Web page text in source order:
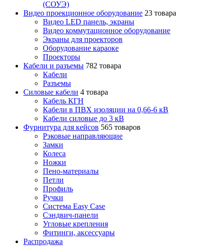
(СОУЭ)
Видео проекционное оборудование 23 товара
Видео LED панель, экраны
Видео коммутационное оборудование
Экраны для проекторов
Оборудование караоке
Проекторы
Кабели и разъемы 782 товара
Кабели
Разъемы
Силовые кабели 4 товара
Кабель КГН
Кабели в ПВХ изоляции на 0,66-6 кВ
Кабели силовые до 3 кВ
Фурнитура для кейсов 565 товаров
Рэковые направляющие
Замки
Колеса
Ножки
Пено-материалы
Петли
Профиль
Ручки
Система Easy Case
Сэндвич-панели
Угловые крепления
Фитинги, аксессуары
Распродажа